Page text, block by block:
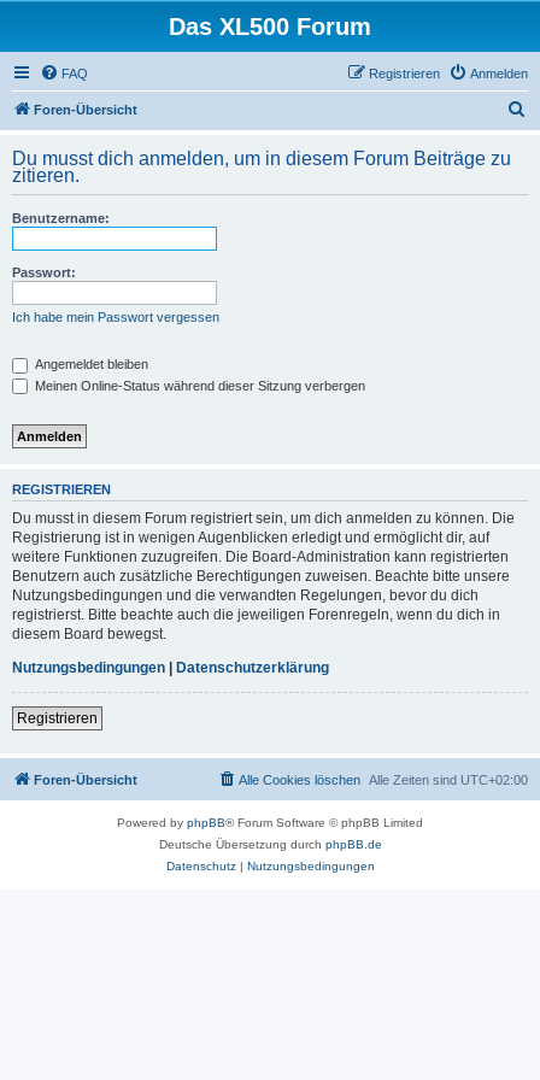
Das XL500 Forum
FAQ Anmelden
Registrieren
Foren-Übersicht
h
Du musst dich anmelden, um in diesem Forum Beiträge zu
zitieren.
Benutzername:
Passwort:
Ich habe mein Passwort vergessen
Angemeldet bleiben
Meinen Online-Status während dieser Sitzung verbergen
REGISTRIEREN
Du musst in diesem Forum registriert sein, um dich anmelden zu können. Die
Registrierung ist in wenigen Augenblicken erledigt und ermöglicht dir, auf
weitere Funktionen zuzugreifen. Die Board-Administration kann registrierten
Benutzern auch zusätzliche Berechtigungen zuweisen. Beachte bitte unsere
Nutzungsbedingungen und die verwandten Regelungen, bevor du dich
registrierst. Bitte beachte auch die jeweiligen Forenregeln, wenn du dich in
diesem Board bewegst.
Nutzungsbedingungen | Datenschutzerklärung
Registrieren
Foren-Übersicht Alle Zeiten sind UTC+02:00
Alle Cookies löschen
Powered by phpBB® Forum Software © phpBB Limited
Deutsche Übersetzung durch phpBB.de
Datenschutz| Nutzungsbedingungen